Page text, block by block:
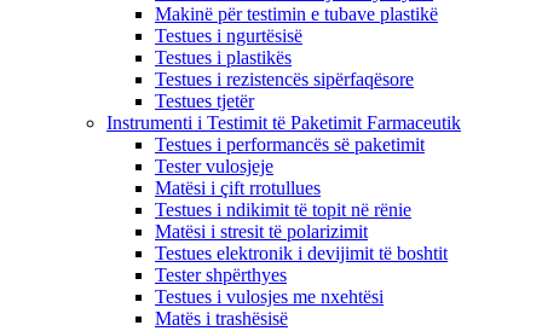
Makinë për testimin e tubave plastikë
Testues i ngurtësisë
Testues i plastikës
Testues i rezistencës sipërfaqësore
Testues tjetër
Instrumenti i Testimit të Paketimit Farmaceutik
Testues i performancës së paketimit
Tester vulosjeje
Matësi i çift rrotullues
Testues i ndikimit të topit në rënie
Matësi i stresit të polarizimit
Testues elektronik i devijimit të boshtit
Tester shpërthyes
Testues i vulosjes me nxehtësi
Matës i trashësisë